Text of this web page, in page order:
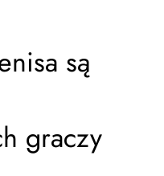
są
graczy